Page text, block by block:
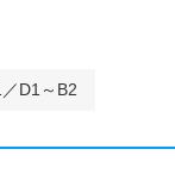
D1～B2